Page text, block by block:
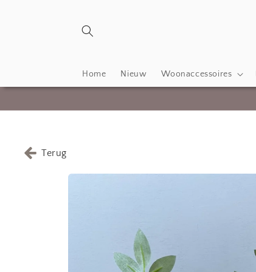
Home Nieuw Woonaccessoires
Terug